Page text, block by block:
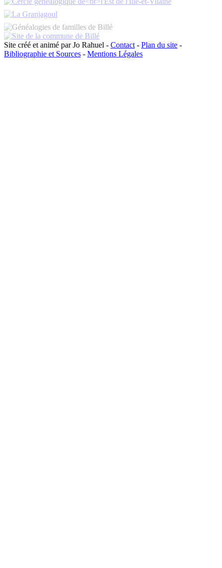
Site créé et animé par Jo Rahuel - Contact - Plan du site -
Bibliographie et Sources - Mentions Légales